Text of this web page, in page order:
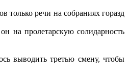
только речи на собраниях горазд
на пролетарскую солидарность
выводить третью смену, чтобы